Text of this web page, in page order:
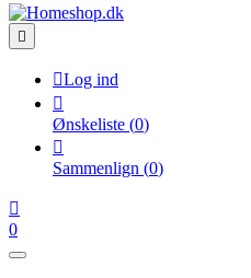

Log ind

Ønskeliste (0)

Sammenlign (0)

0